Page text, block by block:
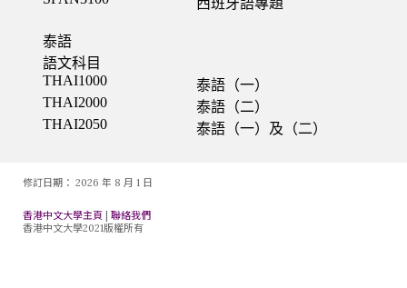
修訂日期： 2026 年 8 月 1 日
香港中文大學主頁 |聯絡我們
香港中文大學2021版權所有